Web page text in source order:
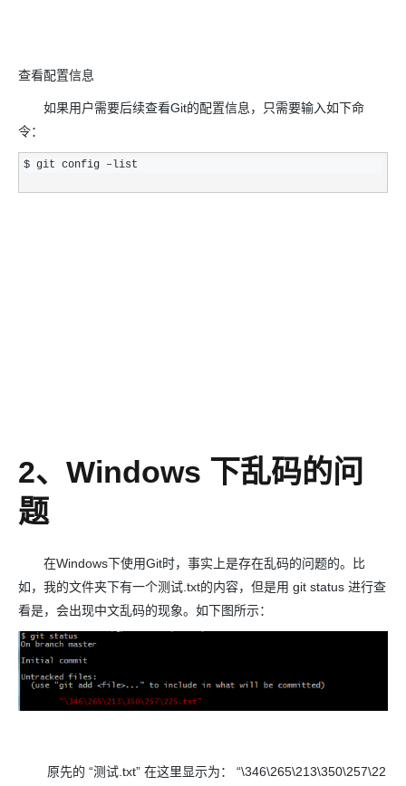
查看配置信息
如果用户需要后续查看Git的配置信息，只需要输入如下命
令：
$ git config –list
2、Windows 下乱码的问
题
在Windows下使用Git时，事实上是存在乱码的问题的。比
如，我的文件夹下有一个测试.txt的内容，但是用 git status 进行查
看是，会出现中文乱码的现象。如下图所示：
原先的 “测试.txt” 在这里显示为： “\346\265\213\350\257\22